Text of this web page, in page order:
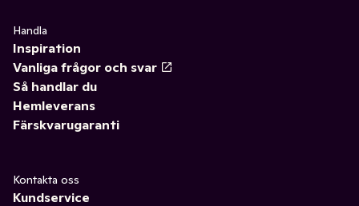
Handla
Inspiration
Vanliga frågor och svar
Så handlar du
Hemleverans
Färskvarugaranti
Kontakta oss
Kundservice